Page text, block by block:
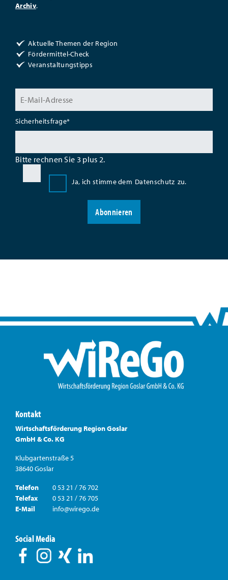
Archiv.
Aktuelle Themen der Region
Fördermittel-Check
Veranstaltungstipps
Sicherheitsfrage*
Bitte rechnen Sie 3 plus 2.
Ja, ich stimme dem Datenschutz zu.
Abonnieren
Kontakt
Wirtschaftsförderung Region Goslar
GmbH & Co. KG
Klubgartenstraße 5
38640 Goslar
Telefon
0 53 21 / 76 702
Telefax
0 53 21 / 76 705
E-Mail
info@wirego.de
Social Media